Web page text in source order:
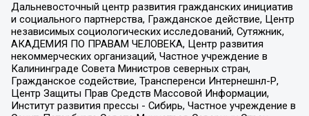
Дальневосточный центр развития гражданских инициатив
и социального партнерства, Гражданское действие, Центр
независимых социологических исследований, Сутяжник,
АКАДЕМИЯ ПО ПРАВАМ ЧЕЛОВЕКА, Центр развития
некоммерческих организаций, Частное учреждение в
Калининграде Совета Министров северных стран,
Гражданское содействие, Трансперенси Интернешнл-Р,
Центр Защиты Прав Средств Массовой Информации,
Институт развития прессы - Сибирь, Частное учреждение в